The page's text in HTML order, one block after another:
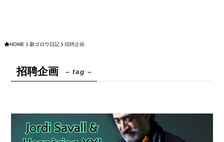
HOME 新ゴロウ日記 招聘企画
招聘企画 – tag –